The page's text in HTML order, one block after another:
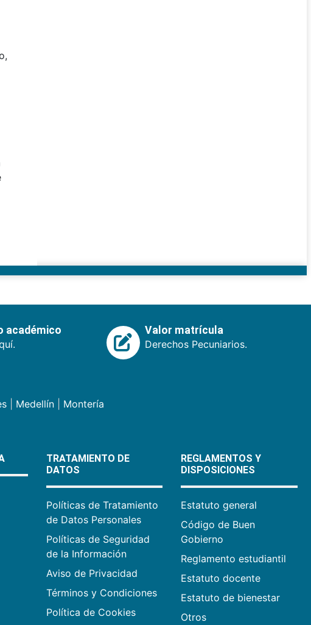
académico
Valor matrícula
Derechos Pecuniarios.
| Medellín| Montería
TRATAMIENTO DE
DATOS
Políticas de Tratamiento
de Datos Personales
Políticas de Seguridad
de la Información
Aviso de Privacidad
Términos y Condiciones
Política de Cookies
REGLAMENTOS Y
DISPOSICIONES
Estatuto general
Código de Buen
Gobierno
Reglamento estudiantil
Estatuto docente
Estatuto de bienestar
Otros